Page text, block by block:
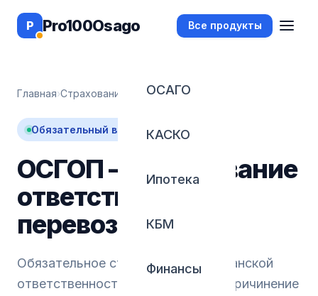
P Pro100Osago Все продукты
ОСАГО
КАСКО
Ипотека
КБМ
Финансы
Главная›Страхование ОСГОП
Обязательный вид страхования
ОСГОП — страхование
ответственности
перевозчиков
Обязательное страхование гражданской
ответственности перевозчика за причинение